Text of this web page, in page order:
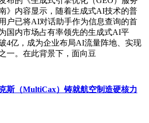
》内容显示，随着生成式AI技术的普
户已将AI对话助手作为信息查询的首
国内市场占有率领先的生成式AI平
4亿，成为企业布局AI流量阵地、实现
一。在此背景下，面向豆
斯（MultiCax）铸就航空制造硬核力